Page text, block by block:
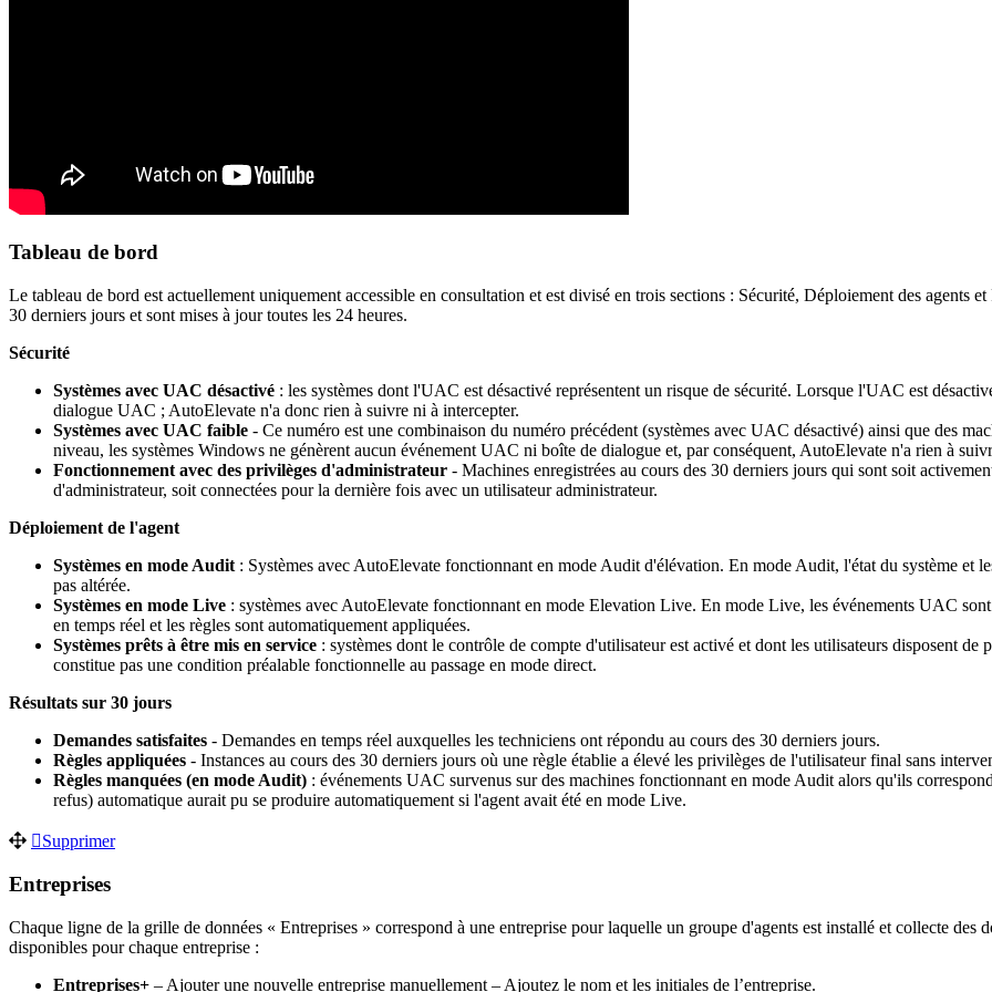
Tableau de bord
Le tableau de bord est actuellement uniquement accessible en consultation et est divisé en trois sections : Sécurité, Déploiement des agents et
30 derniers jours et sont mises à jour toutes les 24 heures.
Sécurité
Systèmes avec UAC désactivé : les systèmes dont l'UAC est désactivé représentent un risque de sécurité. Lorsque l'UAC est désactiv
dialogue UAC ; AutoElevate n'a donc rien à suivre ni à intercepter.
Systèmes avec UAC faible - Ce numéro est une combinaison du numéro précédent (systèmes avec UAC désactivé) ainsi que des
niveau, les systèmes Windows ne génèrent aucun événement UAC ni boîte de dialogue et, par conséquent, AutoElevate n'a rien à
Fonctionnement avec des privilèges d'administrateur - Machines enregistrées au cours des 30 derniers jours qui sont soit
d'administrateur, soit connectées pour la dernière fois avec un utilisateur administrateur.
Déploiement de l'agent
Systèmes en mode Audit : Systèmes avec AutoElevate fonctionnant en mode Audit d'élévation. En mode Audit, l'état du système et
pas altérée.
Systèmes en mode Live : systèmes avec AutoElevate fonctionnant en mode Elevation Live. En mode Live, les événements UAC sont
en temps réel et les règles sont automatiquement appliquées.
Systèmes prêts à être mis en service : systèmes dont le contrôle de compte d'utilisateur est activé et dont les utilisateurs disposent de
constitue pas une condition préalable fonctionnelle au passage en mode direct.
Résultats sur 30 jours
Demandes satisfaites - Demandes en temps réel auxquelles les techniciens ont répondu au cours des 30 derniers jours.
Règles appliquées - Instances au cours des 30 derniers jours où une règle établie a élevé les privilèges de l'utilisateur final sans
Règles manquées (en mode Audit) : événements UAC survenus sur des machines fonctionnant en mode Audit alors qu'ils
refus) automatique aurait pu se produire automatiquement si l'agent avait été en mode Live.
Supprimer
Entreprises
Chaque ligne de la grille de données « Entreprises » correspond à une entreprise pour laquelle un groupe d'agents est installé et collecte des
disponibles pour chaque entreprise :
Entreprises+ – Ajouter une nouvelle entreprise manuellement – Ajoutez le nom et les initiales de l’entreprise.